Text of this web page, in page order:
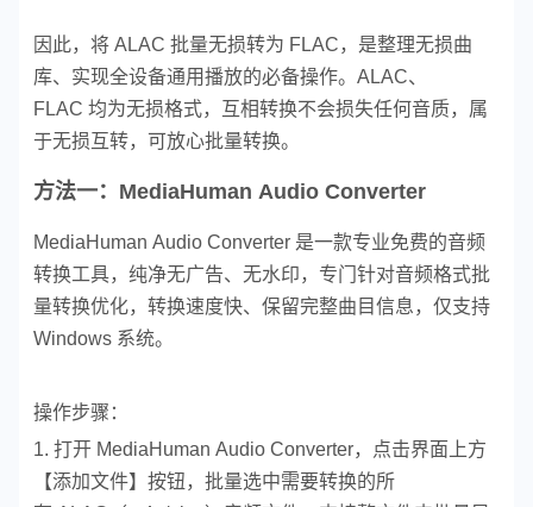
因此，将 ALAC 批量无损转为 FLAC，是整理无损曲
库、实现全设备通用播放的必备操作。 ALAC、
FLAC 均为无损格式，互相转换不会损失任何音质，属
于无损互转，可放心批量转换。
方法一：MediaHuman Audio Converter
MediaHuman Audio Converter 是一款专业免费的音频
转换工具，纯净无广告、无水印，专门针对音频格式批
量转换优化，转换速度快、保留完整曲目信息，仅支持
Windows 系统。
操作步骤：
1. 打开 MediaHuman Audio Converter，点击界面上方
【添加文件】按钮，批量选中需要转换的所